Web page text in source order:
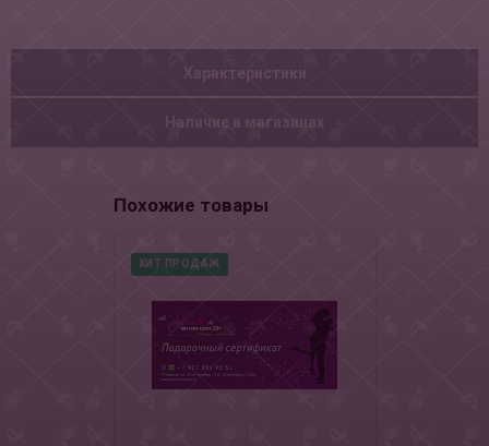
Характеристики
Наличие в магазинах
Похожие товары
ХИТ ПРОДАЖ